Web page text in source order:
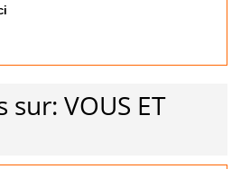
VOUS ET